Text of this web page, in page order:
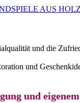
AUS HOLZ
und die
und